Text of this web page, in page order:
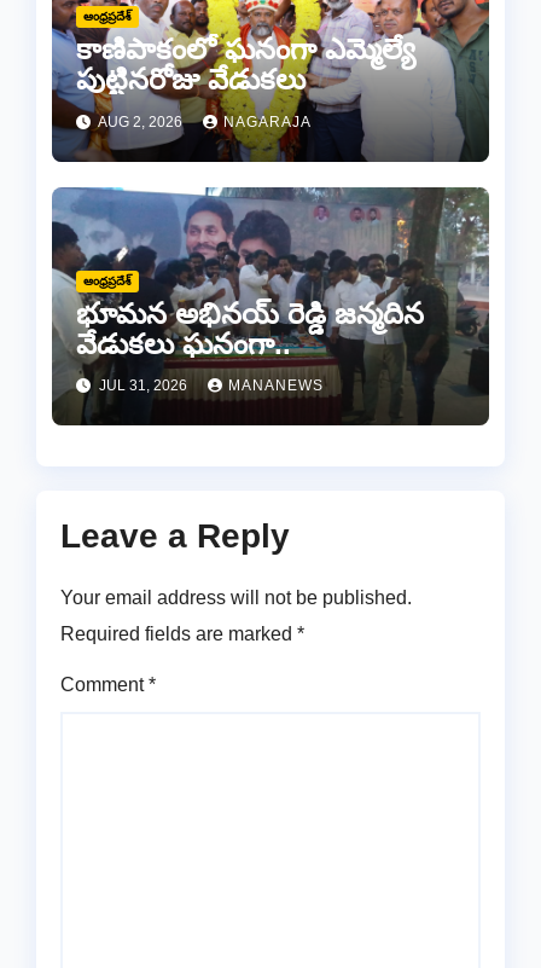
ఆంధ్రప్రదేశ్
కాణిపాకంలో ఘనంగా ఎమ్మెల్యే
పుట్టినరోజు వేడుకలు
AUG 2, 2026 NAGARAJA
ఆంధ్రప్రదేశ్
భూమన అభినయ్ రెడ్డి జన్మదిన
వేడుకలు ఘనంగా..
JUL 31, 2026 MANANEWS
Leave a Reply
Your email address will not be published.
Required fields are marked *
Comment*